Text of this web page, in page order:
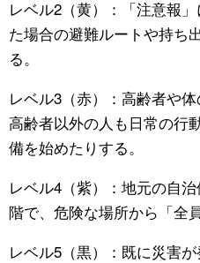
レベル2（黄）：「注意報
た場合の避難ルートや持ち
る。
レベル3（赤）：高齢者や体
高齢者以外の人も日常の行
備を始めたりする。
レベル4（紫）：地元の自
階で、危険な場所から「全
レベル5（黒）：既に災害